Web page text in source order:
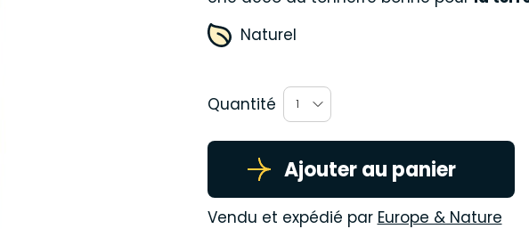
Naturel
Quantité 1
Ajouter au panier
Vendu et expédié par Europe & Nature